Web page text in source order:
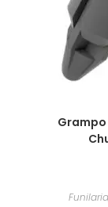
Funilaria